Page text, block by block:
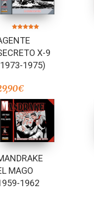
5.00
de 5
X-9
1975)
€
MAGO
1962